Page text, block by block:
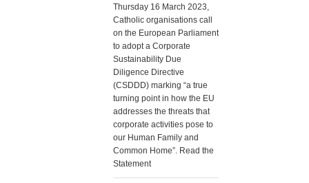
Thursday 16 March 2023,
Catholic organisations call
on the European Parliament
to adopt a Corporate
Sustainability Due
Diligence Directive
(CSDDD) marking “a true
turning point in how the EU
addresses the threats that
corporate activities pose to
our Human Family and
Common Home”. Read the
Statement